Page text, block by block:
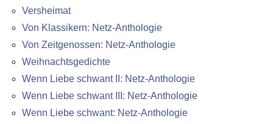
Versheimat
Von Klassikern: Netz-Anthologie
Von Zeitgenossen: Netz-Anthologie
Weihnachtsgedichte
Wenn Liebe schwant II: Netz-Anthologie
Wenn Liebe schwant III: Netz-Anthologie
Wenn Liebe schwant: Netz-Anthologie